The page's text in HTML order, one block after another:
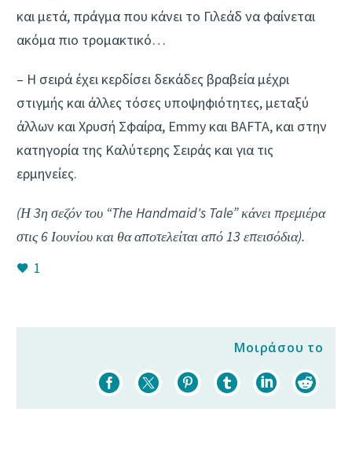
και μετά, πράγμα που κάνει το Γιλεάδ να φαίνεται
ακόμα πιο τρομακτικό…
– Η σειρά έχει κερδίσει δεκάδες βραβεία μέχρι
στιγμής και άλλες τόσες υποψηφιότητες, μεταξύ
άλλων και Χρυσή Σφαίρα, Emmy και BAFTA, και στην
κατηγορία της Καλύτερης Σειράς και για τις
ερμηνείες.
(Η 3η σεζόν του “The Handmaid's Tale” κάνει πρεμιέρα
στις 6 Ιουνίου και θα αποτελείται από 13 επεισόδια).
1
Μοιράσου το